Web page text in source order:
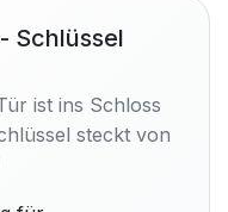
Schlüssel
ist ins Schloss
steckt von